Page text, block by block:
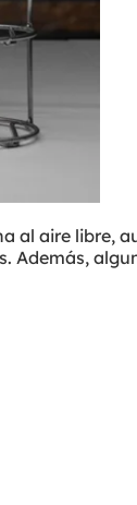
aire libre,
Además,